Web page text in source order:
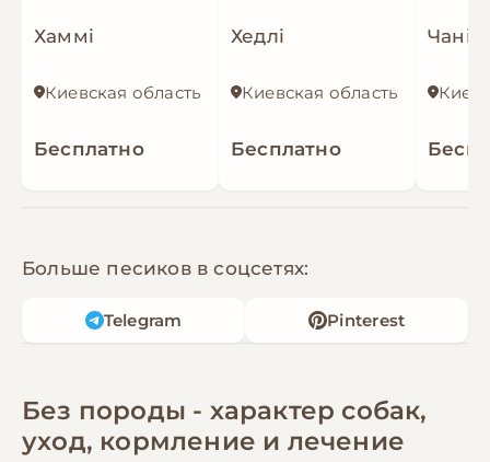
Хаммі
Киевская область
Бесплатно
Хедлі
Киевская область
Бесплатно
Чані
Больше песиков в соцсетях:
Telegram Pinterest
Без породы - характер собак,
уход, кормление и лечение